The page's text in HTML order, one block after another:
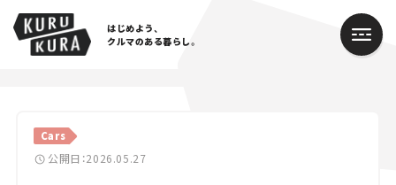
はじめよう、
クルマのある暮らし。
Cars
公開日：2026.05.27
Cars